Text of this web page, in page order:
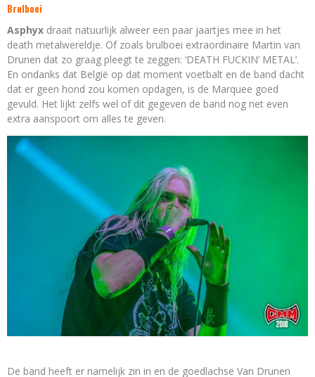
Brulboei
Asphyx draait natuurlijk alweer een paar jaartjes mee in het
death metalwereldje. Of zoals brulboei extraordinaire Martin van
Drunen dat zo graag pleegt te zeggen: ‘DEATH FUCKIN’ METAL’.
En ondanks dat België op dat moment voetbalt en de band dacht
dat er geen hond zou komen opdagen, is de Marquee goed
gevuld. Het lijkt zelfs wel of dit gegeven de band nog net even
extra aanspoort om alles te geven.
De band heeft er namelijk zin in en de goedlachse Van Drunen